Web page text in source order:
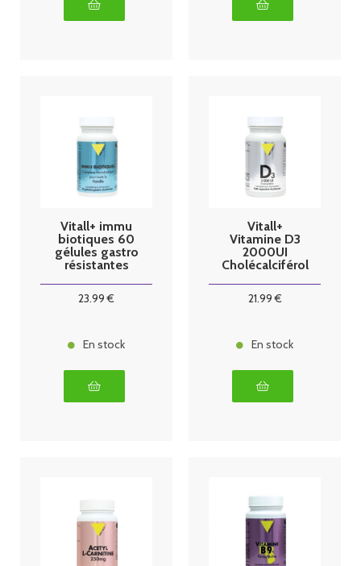
Vitall+ immu
biotiques 60
gélules gastro
résistantes
23.99 €
En stock
Vitall+
Vitamine D3
2000UI
Cholécalciférol
21.99€
En stock